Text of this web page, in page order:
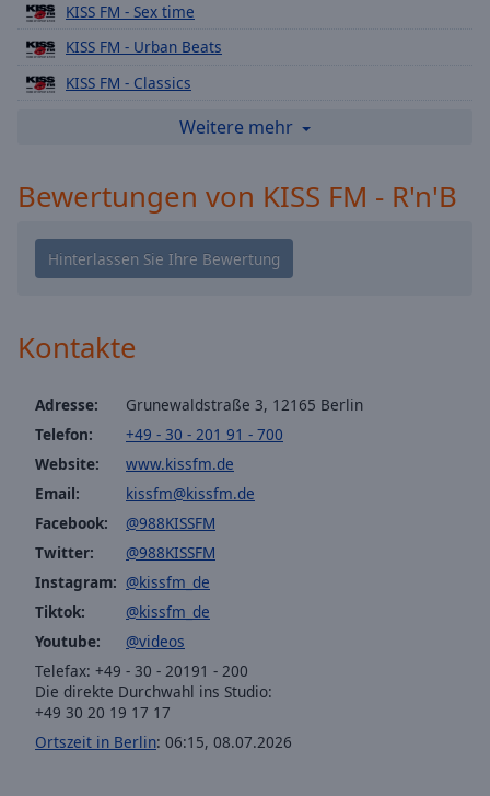
descriptions
off ,
selected
opens
settings
dialog
selected
Track
Picture-
in-
Fullscreen
window.
Beginning
dialog
window.
KISS FM - Sex time
KISS FM - Urban Beats
KISS FM - Classics
KISS FM - New Beats
KISS FM - Dance Electro House
KISS FM New Wave
KISS FM Afro Beats
KISS FM Eddies Finest
KISS FM Street Soul
KISS FM Freshe Beats Deutschrap
KISS FM Oldschool R’n‘B
KISS FM Remix
KISS FM Top100 Hip Hop & R'n'B
KISS FM Electronik Lounge
Weitere mehr
Bewertungen von KISS FM - R'n'B
Kontakte
Adresse:
Grunewaldstraße 3, 12165 Berlin
Telefon:
+49 - 30 - 201 91 - 700
Website:
www.kissfm.de
Email:
kissfm@kissfm.de
Facebook:
@988KISSFM
Twitter:
@988KISSFM
Instagram: @kissfm_de
Tiktok:
@kissfm_de
Youtube:
@videos
Telefax: +49 - 30 - 20191 - 200
Die direkte Durchwahl ins Studio:
+49 30 20 19 17 17
Ortszeit in Berlin: 06:15, 08.07.2026